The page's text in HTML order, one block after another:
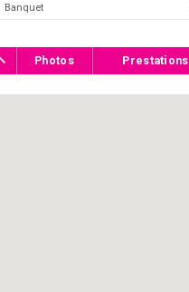
Banquet
Photos Prestations